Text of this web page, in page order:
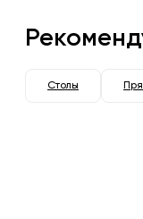
Столы